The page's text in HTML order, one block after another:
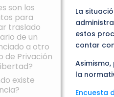
son los
para
traslado
de un
a otro
de Privación
existe
La
estos
contar
la
Encuesta